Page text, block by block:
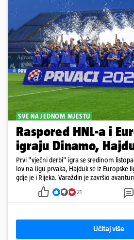
SVE NA JEDNOM MJESTU
Raspored HNL-a i
igraju Dinamo,
Prvi "vječni derbi" igra se sredinom
lov na Ligu prvaka, Hajduk se iz Europske
gdje je i Rijeka. Varaždin je završio
21
Učitaj više